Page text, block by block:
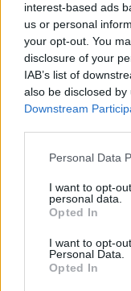
interest-based ads
us or personal
your opt-out. You
disclosure of your
IAB’s list of
also be disclosed
Downstream
Please note that
not limited to your
grant or deny
use your data for
consent section.
Personal Data
I want to opt-
personal data.
Opted In
I want to opt-
Personal Data.
Opted In
significa para a
Bruno Costa · 8 ago 2026
COTAÇÕES CRYPTO